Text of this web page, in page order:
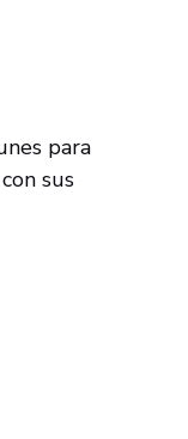
para
sus